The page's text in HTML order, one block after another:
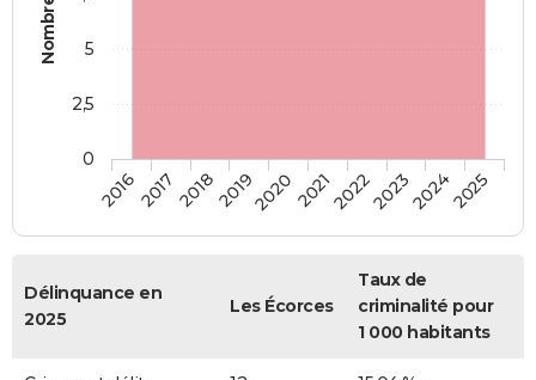
2016201720182019202020212022202320242025
0
2,5
5
Délinquance en
2025
Les Écorces
Taux de
criminalité pour
1 000 habitants